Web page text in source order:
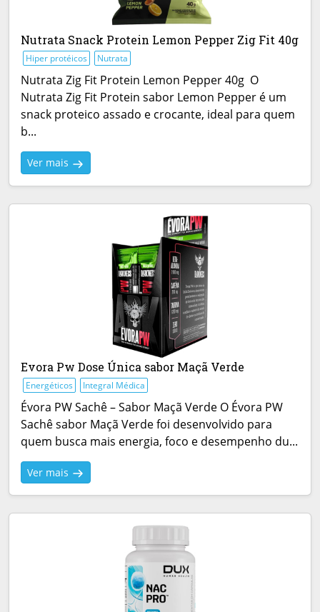
Nutrata Snack Protein Lemon Pepper Zig Fit 40g
Hiper protéicos Nutrata
Nutrata Zig Fit Protein Lemon Pepper 40g O
Nutrata Zig Fit Protein sabor Lemon Pepper é um
snack proteico assado e crocante, ideal para quem
b...
Ver mais
Evora Pw Dose Única sabor Maçã Verde
Energéticos Integral Médica
Évora PW Sachê – Sabor Maçã Verde O Évora PW
Sachê sabor Maçã Verde foi desenvolvido para
quem busca mais energia, foco e desempenho du...
Ver mais